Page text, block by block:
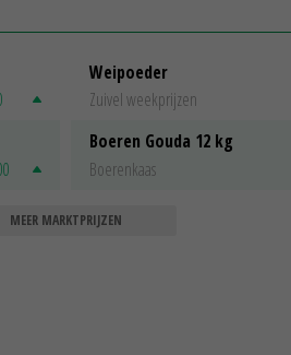
Weipoeder
Zuivel weekprijzen
Boeren Gouda 12 kg
Boerenkaas
MEER MARKTPRIJZEN